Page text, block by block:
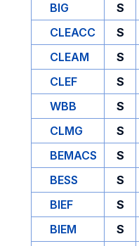
BIG
S
CLEACC
S
CLEAM
S
CLEF
S
WBB
S
CLMG
S
BEMACS
S
BESS
S
BIEF
S
BIEM
S